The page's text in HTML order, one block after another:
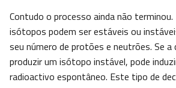
Contudo o processo ainda não
isótopos podem ser estáveis ou
seu número de protões e neutrões. Se
produzir um isótopo instável, pode
radioactivo espontâneo. Este tipo de